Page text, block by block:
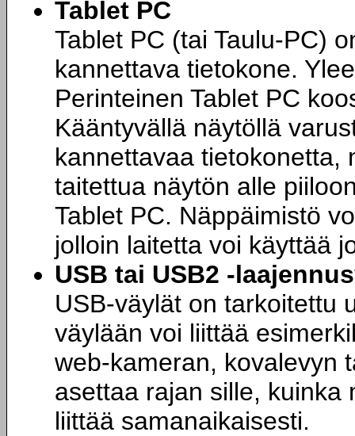
Tablet PC
Tablet PC (tai Taulu-PC)
kannettava tietokone.
Perinteinen Tablet PC
Kääntyvällä näytöllä
kannettavaa tietokonetta,
taitettua näytön alle
Tablet PC. Näppäimistö
jolloin laitetta voi käyttää
USB tai USB2 -
USB-väylät on tarkoitettu
väylään voi liittää
web-kameran, kovalevyn
asettaa rajan sille, kuinka
liittää samanaikaisesti.